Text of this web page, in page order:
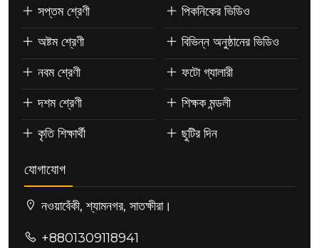
সপ্তম শ্রেণী
অষ্টম শ্রেণী
নবম শ্রেণী
দশম শ্রেণী
কৃতি শিক্ষার্থী
পিকনিকের ভিডিও
বিভিন্ন অনুষ্ঠানের ভিডিও
ফটো গ্যালারী
শিক্ষক মন্ডলী
ছুটির দিন
যোগাযোগ
নওয়াবেঁকী, শ্যামনগর, সাতক্ষীরা।
+8801309118941